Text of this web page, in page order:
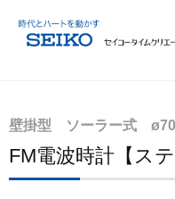
壁掛型 ソーラー式
FM電波時計【ス